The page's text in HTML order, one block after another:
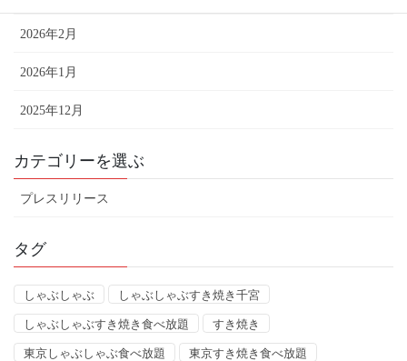
2026年2月
2026年1月
2025年12月
カテゴリーを選ぶ
プレスリリース
タグ
しゃぶしゃぶ しゃぶしゃぶすき焼き千宮
しゃぶしゃぶすき焼き食べ放題 すき焼き
東京しゃぶしゃぶ食べ放題 東京すき焼き食べ放題